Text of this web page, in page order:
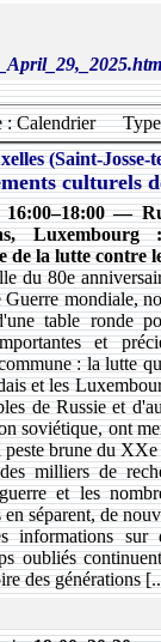
: Calendrier
(Saint-Josse-
culturels
—
de la lutte contre
du 80e
Guerre mondiale,
table ronde
et
: la lutte
et les
de Russie et
soviétique, ont
peste brune du XXe
milliers de
et les
séparent, de
informations sur
oubliés
des générations